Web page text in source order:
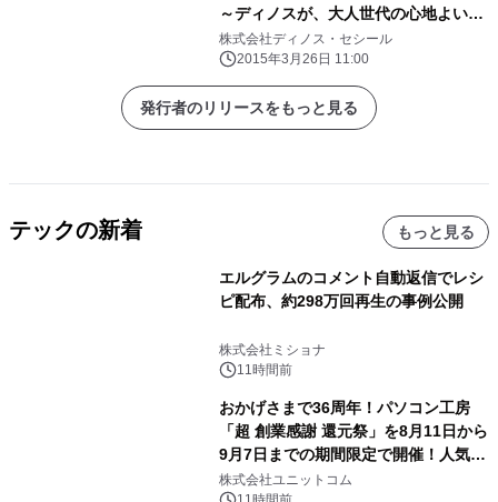
～ディノスが、大人世代の心地よい
「夏暮らし」のためのアイテムを発売
株式会社ディノス・セシール
2015年3月26日 11:00
発行者のリリースをもっと見る
テックの新着 もっと見る
エルグラムのコメント自動返信でレシ
ピ配布、約298万回再生の事例公開
株式会社ミショナ
11時間前
おかげさまで36周年！パソコン工房
「超 創業感謝 還元祭」を8月11日から
9月7日までの期間限定で開催！人気の
ゲーミングPCや高性能ノートPCなど
株式会社ユニットコム